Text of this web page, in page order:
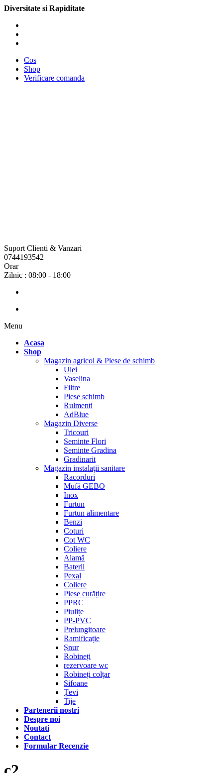
Diversitate si Rapiditate
Cos
Shop
Verificare comanda
Suport Clienti & Vanzari
0744193542
Orar
Zilnic : 08:00 - 18:00
Menu
Acasa
Shop
Magazin agricol & Piese de schimb
Ulei
Vaselina
Filtre
Piese schimb
Rulmenti
AdBlue
Magazin Diverse
Tricouri
Seminte Flori
Seminte Gradina
Gradinarit
Magazin instalații sanitare
Racorduri
Mufă GEBO
Inox
Furtun
Furtun alimentare
Benzi
Coturi
Cot WC
Coliere
Alamă
Baterii
Pexal
Coliere
Piese curățire
PPRC
Piulițe
PP-PVC
Prelungitoare
Ramificație
Șnur
Robineți
rezervoare wc
Robineți colțar
Sifoane
Țevi
Tije
Partenerii nostri
Despre noi
Noutati
Contact
Formular Recenzie